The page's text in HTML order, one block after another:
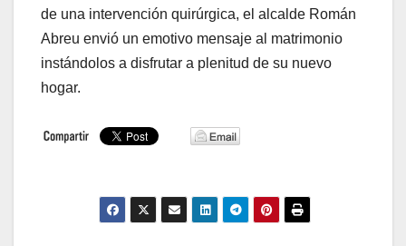
de una intervención quirúrgica, el alcalde Román
Abreu envió un emotivo mensaje al matrimonio
instándolos a disfrutar a plenitud de su nuevo
hogar.